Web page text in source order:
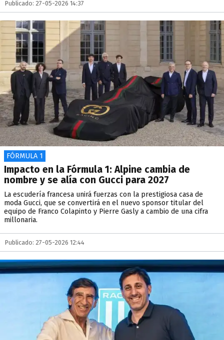
Publicado: 27-05-2026 14:37
FÓRMULA 1
Impacto en la Fórmula 1: Alpine cambia de
nombre y se alía con Gucci para 2027
La escudería francesa unirá fuerzas con la prestigiosa casa de
moda Gucci, que se convertirá en el nuevo sponsor titular del
equipo de Franco Colapinto y Pierre Gasly a cambio de una cifra
millonaria.
Publicado: 27-05-2026 12:44